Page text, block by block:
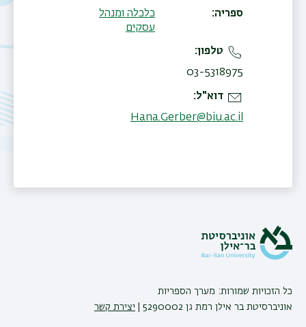
ספריה
כלכלה ומנהל
עסקים
טלפון
03-5318975
דוא"ל
Hana.Gerber@biu.ac.il
כל הזכויות שמורות: מערך הספריות
אוניברסיטת בר אילן רמת גן 5290002 |
יצירת קשר